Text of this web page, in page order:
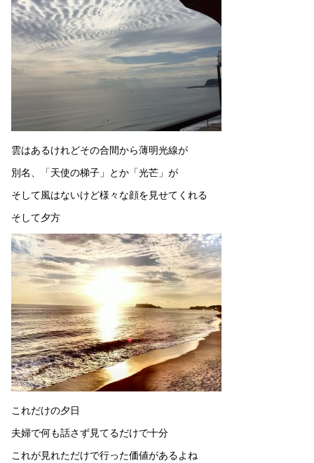
雲はあるけれどその合間から薄明光線が
別名、「天使の梯子」とか「光芒」が
そして風はないけど様々な顔を見せてくれる
そして夕方
これだけの夕日
夫婦で何も話さず見てるだけで十分
これが見れただけで行った価値があるよね